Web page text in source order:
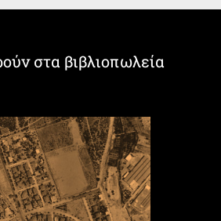
στα βιβλιοπωλεία